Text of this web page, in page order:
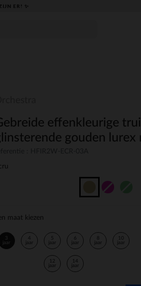
ER! ✨
effenkleurige
gouden lurex
maat kiezen
3
jaar
4
jaar
5
jaar
6
jaar
8
jaar
10
jaar
12
jaar
14
jaar